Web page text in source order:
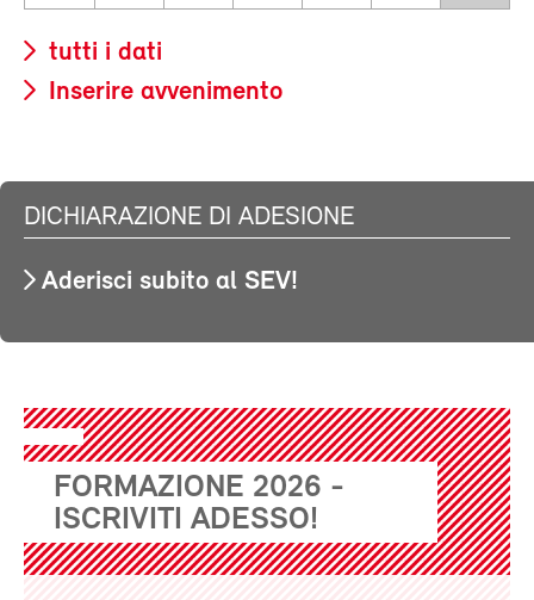
tutti i dati
Inserire avvenimento
DICHIARAZIONE DI ADESIONE
Aderisci subito al SEV!
FORMAZIONE 2026 -
ISCRIVITI ADESSO!